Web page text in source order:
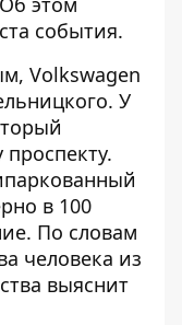
события.
Volkswagen
У
в 100
По словам
человека из
выяснит